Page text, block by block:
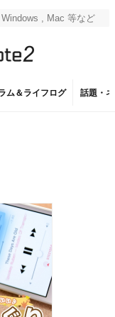
ム＆ライフログ 話題・